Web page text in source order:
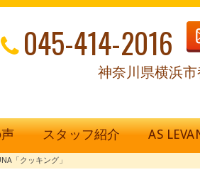
045-414-2016
神奈川県横浜
スタッフ紹介 AS
「クッキング」